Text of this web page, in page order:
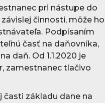
pri nástupe do
činnosti, môže ho
Podpísaním
časť na daňovníka,
daň. Od 1.1.2020 je
zamestnanec tlačivo
časti základu dane na